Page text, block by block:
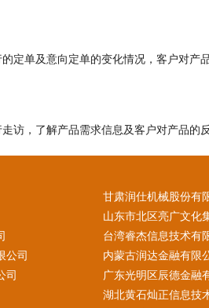
定单及意向定单的变化情况，客户对产
访，了解产品需求信息及客户对产品的
甘肃润仕机械股份有
山东市北区亮广文化
台湾睿杰信息技术有
公司
内蒙古润达金融有限
司
广东光明区辰德金融
湖北黄石灿正信息技